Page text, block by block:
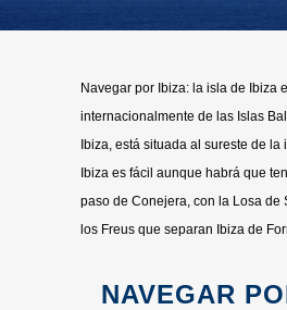
Navegar por Ibiza: la isla de Ibiza
internacionalmente de las Islas
Ibiza, está situada al sureste de la
Ibiza es fácil aunque habrá que
paso de Conejera, con la Losa de
los Freus que separan Ibiza de
NAVEGAR